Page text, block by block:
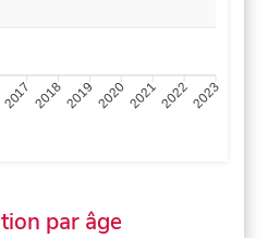
2017 20182019 2020202120222023
par âge